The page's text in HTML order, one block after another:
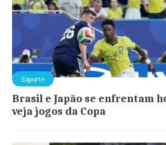
Esporte
Brasil e Japão se enfrentam
veja jogos da Copa